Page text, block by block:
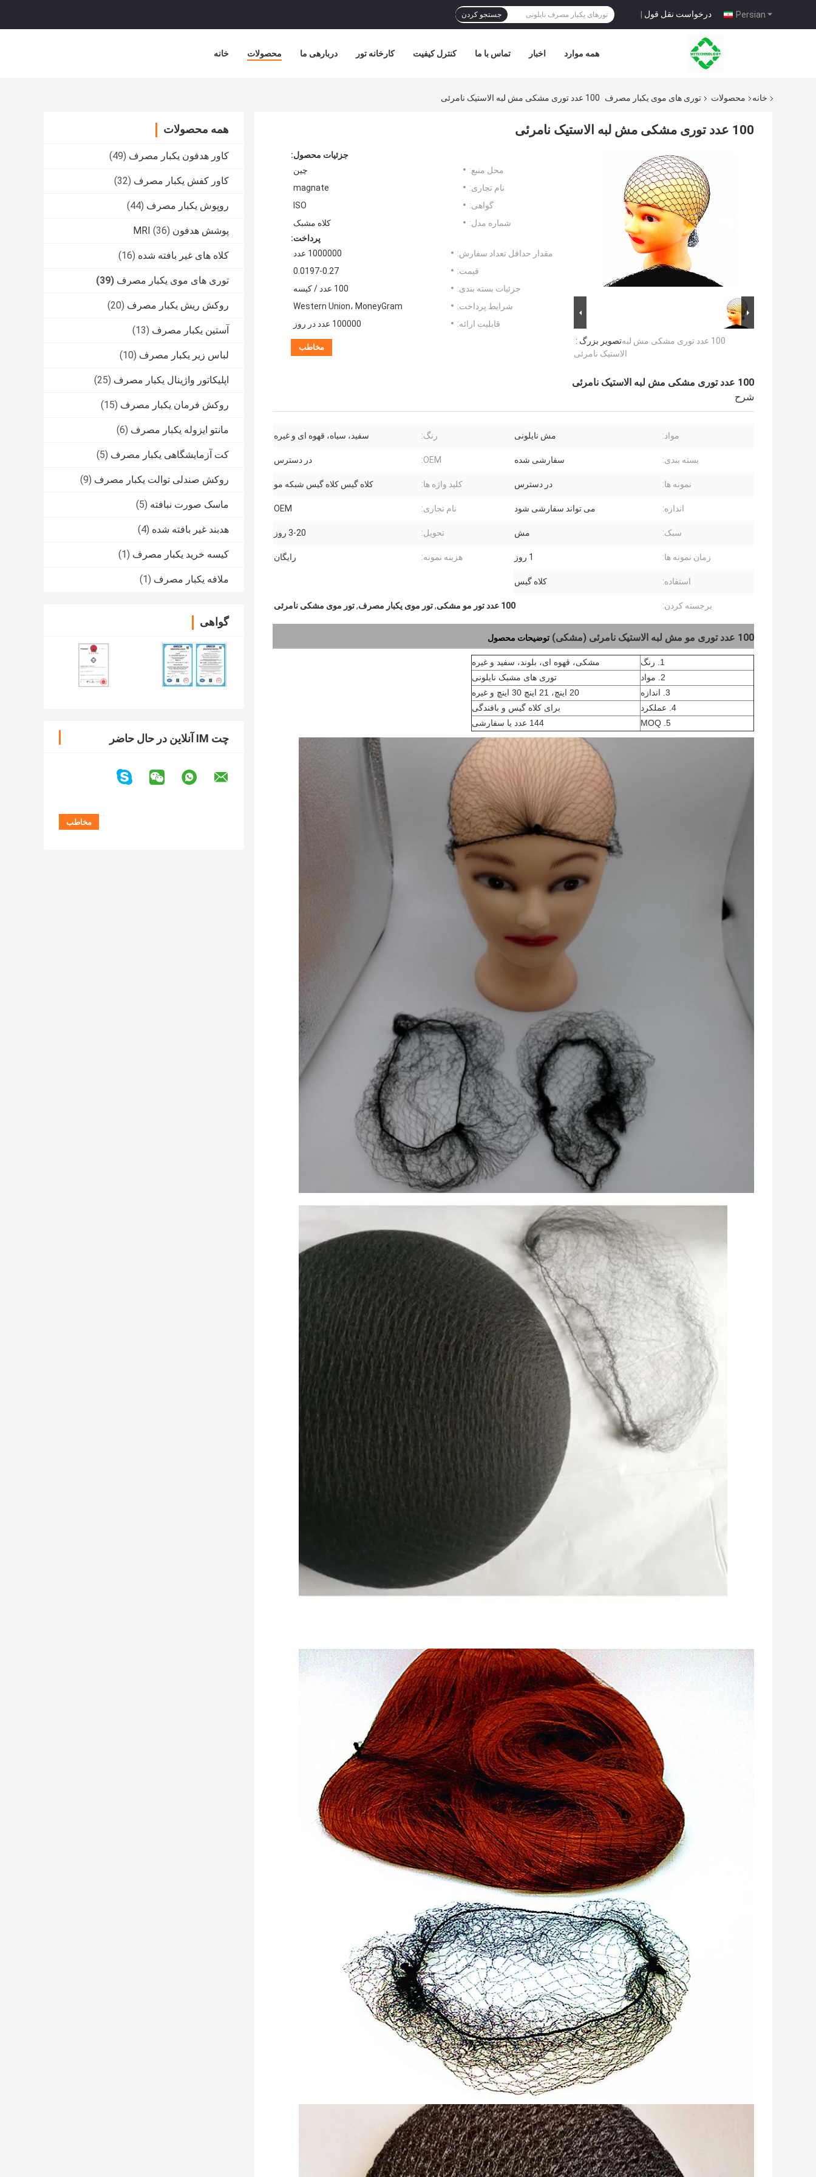
Persian درخواست نقل قول | جستجو کردن
خانه محصولات دربارهی ما کارخانه تور کنترل کیفیت تماس با ما اخبار همه موارد
خانه محصولات توری های موی یکبار مصرف 100 عدد توری مشکی مش لبه الاستیک نامرئی
همه محصولات
کاور هدفون یکبار مصرف (49)
کاور کفش یکبار مصرف (32)
روپوش یکبار مصرف (44)
پوشش هدفون MRI (36)
کلاه های غیر بافته شده (16)
توری های موی یکبار مصرف (39)
روکش ریش یکبار مصرف (20)
آستین یکبار مصرف (13)
لباس زیر یکبار مصرف (10)
اپلیکاتور واژینال یکبار مصرف (25)
روکش فرمان یکبار مصرف (15)
مانتو ایزوله یکبار مصرف (6)
کت آزمایشگاهی یکبار مصرف (5)
روکش صندلی توالت یکبار مصرف (9)
ماسک صورت نبافته (5)
هدبند غیر بافته شده (4)
کیسه خرید یکبار مصرف (1)
ملافه یکبار مصرف (1)
گواهی
چت IM آنلاین در حال حاضر
100 عدد توری مشکی مش لبه الاستیک نامرئی
تصویر بزرگ :100 عدد توری مشکی مش لبه
الاستیک نامرئی
جزئیات محصول:
محل منبع:
چین
نام تجاری:
magnate
گواهی:
ISO
شماره مدل:
کلاه مشبک
پرداخت:
مقدار حداقل تعداد سفارش:
1000000 عدد
قیمت:
0.0197-0.27
جزئیات بسته بندی:
100 عدد / کیسه
شرایط پرداخت:
Western Union، MoneyGram
قابلیت ارائه:
100000 عدد در روز
مخاطب
100 عدد توری مشکی مش لبه الاستیک نامرئی
شرح
مواد: مش نایلونی رنگ: سفید، سیاه، قهوه ای و غیره
بسته بندی: سفارشی شده OEM: در دسترس
نمونه ها: در دسترس کلید واژه ها: کلاه گیس کلاه گیس شبکه مو
اندازه: می تواند سفارشی شود نام تجاری: OEM
سبک: مش تحویل: 3-20 روز
زمان نمونه ها: 1 روز هزینه نمونه: رایگان
استفاده: کلاه گیس
برجسته کردن: 100 عدد تور مو مشکی ,تور موی یکبار مصرف,تور موی مشکی نامرئی
100 عدد توری مو مش لبه الاستیک نامرئی (مشکی) توضیحات محصول
1. رنگ
مشکی، قهوه ای، بلوند، سفید و غیره
2. مواد
توری های مشبک نایلونی
3. اندازه
20 اینچ، 21 اینچ 30 اینچ و غیره
4. عملکرد
برای کلاه گیس و بافندگی
5. MOQ
144 عدد یا سفارشی